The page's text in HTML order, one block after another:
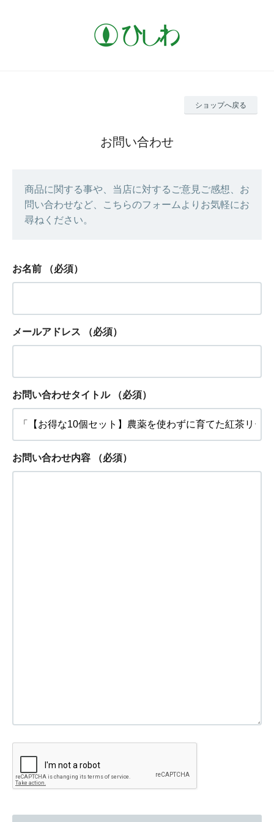
ショップへ戻る
お問い合わせ
商品に関する事や、当店に対するご意見ご感想、お
問い合わせなど、こちらのフォームよりお気軽にお
尋ねください。
お名前 （必須）
メールアドレス （必須）
お問い合わせタイトル （必須）
お問い合わせ内容 （必須）